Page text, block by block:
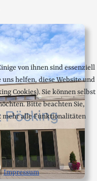
von ihnen sind essenziell
helfen, diese Website und
Cookies). Sie können selbst
Bitte beachten Sie,
mehr alle Funktionalitäten
Impressum